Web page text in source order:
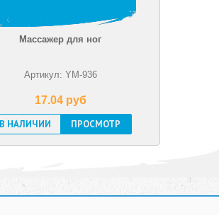
Массажер для ног
Артикул: YM-936
17.04 pуб
В НАЛИЧИИ
ПРОСМОТР